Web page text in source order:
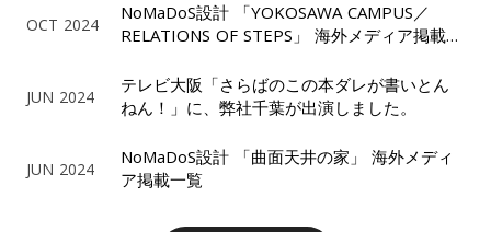
OCT 2024
NoMaDoS設計 「YOKOSAWA CAMPUS／
RELATIONS OF STEPS」 海外メディア掲載一
JUN 2024
テレビ大阪「さらばのこの本ダレが書いとん
ねん！」に、弊社千葉が出演しました。
JUN 2024
NoMaDoS設計 「曲面天井の家」 海外メディ
ア掲載一覧